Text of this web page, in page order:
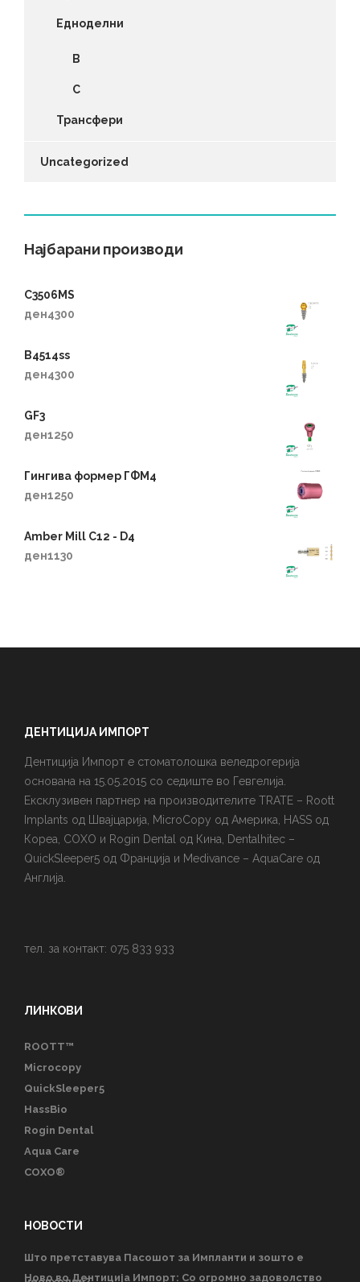
Едноделни
B
C
Трансфери
Uncategorized
Најбарани производи
C3506MS
ден4300
B4514ss
ден4300
GF3
ден1250
Гингива формер ГФM4
ден1250
Amber Mill C12 - D4
ден1130
ДЕНТИЦИЈА ИМПОРТ
Дентиција Импорт е стоматолошка веледрогерија
основана на 15.05.2015 со седиште во Гевгелија.
Ексклузивен партнер на производителите TRATE – Roott
Implants од Швајцарија, MicroCopy од Америка, HASS од
Кореа, COXO и Rogin Dental од Кина, Dentalhitec –
QuickSleeper5 од Франција и Medivance – AquaCare од
Англија.
тел. за контакт: 075 833 933
ЛИНКОВИ
ROOTT™
Microcopy
QuickSleeper5
HassBio
Rogin Dental
Aqua Care
COXO®
НОВОСТИ
Што претставува Пасошот за Импланти и зошто е
Ново во Дентиција Импорт: Со огромно задоволство